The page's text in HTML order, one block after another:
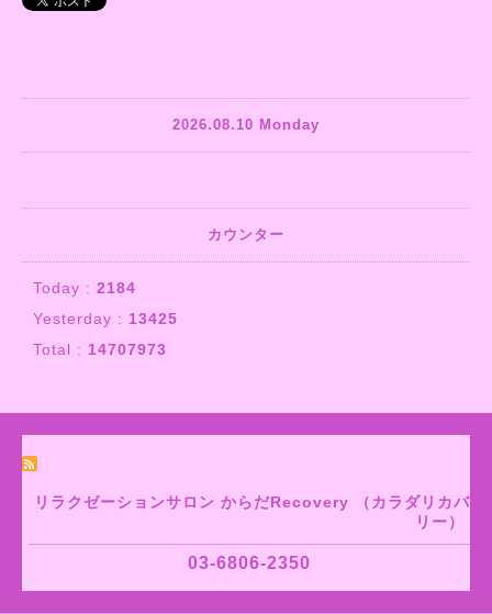
2026.08.10 Monday
カウンター
Today : 2184
Yesterday : 13425
Total : 14707973
リラクゼーションサロン からだRecovery （カラダリカバ
リー）
03-6806-2350